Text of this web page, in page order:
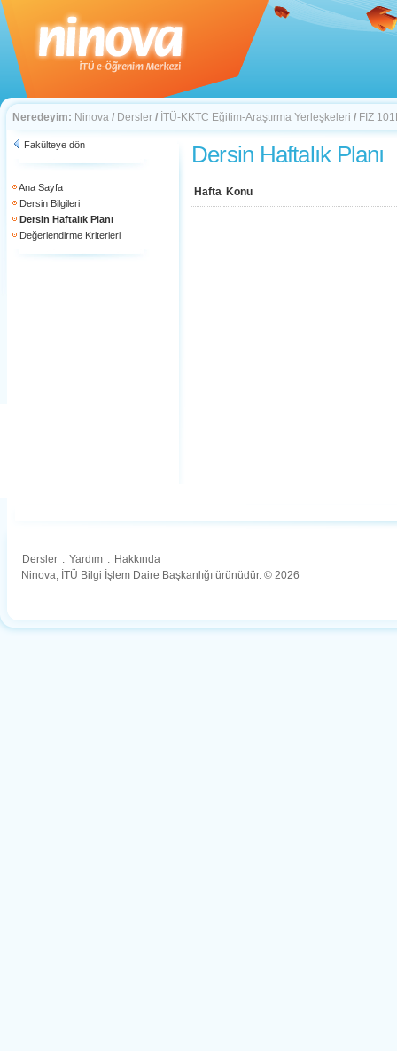
Neredeyim: Ninova / Dersler / İTÜ-KKTC Eğitim-Araştırma Yerleşkeleri / FIZ
Fakülteye dön
Ana Sayfa
Dersin Bilgileri
Dersin Haftalık Planı
Değerlendirme Kriterleri
Dersin Haftalık Planı
Hafta Konu
Dersler . Yardım . Hakkında
Ninova, İTÜ Bilgi İşlem Daire Başkanlığı ürünüdür. © 2026